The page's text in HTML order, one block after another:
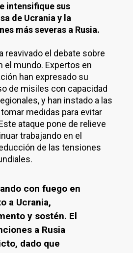
intensifique sus
de Ucrania y la
más severas a Rusia.
reavivado el debate sobre
el mundo. Expertos en
han expresado su
de misiles con capacidad
y han instado a las
medidas para evitar
ataque pone de relieve
trabajando en el
de las tensiones
con fuego en
a Ucrania,
y sostén. El
a Rusia
dado que